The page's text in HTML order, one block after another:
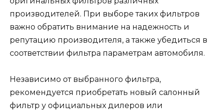
производителей. При выборе таких фильтров
важно обратить внимание на надежность и
репутацию производителя, а также убедиться в
соответствии фильтра параметрам автомобиля.
Независимо от выбранного фильтра,
рекомендуется приобретать новый салонный
фильтр у официальных дилеров или